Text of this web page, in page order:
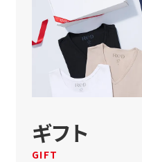
ギフト
GIFT